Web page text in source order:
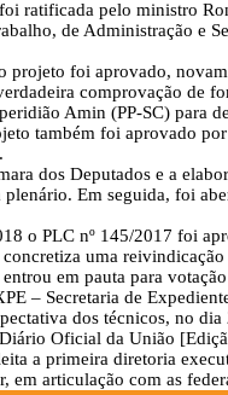
ratificada pelo ministro
de Administração e
projeto foi aprovado,
comprovação de
Amin (PP-SC) para
também foi aprovado
dos Deputados e a
plenário. Em seguida, foi
o PLC nº 145/2017 foi
uma
em pauta para
– Secretaria de
dos técnicos, no
Oficial da União
a primeira diretoria
em articulação com as